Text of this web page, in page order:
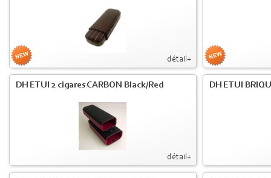
détail+
détail+
DH ETUI 2 cigares CARBON Black/Red DH ETUI